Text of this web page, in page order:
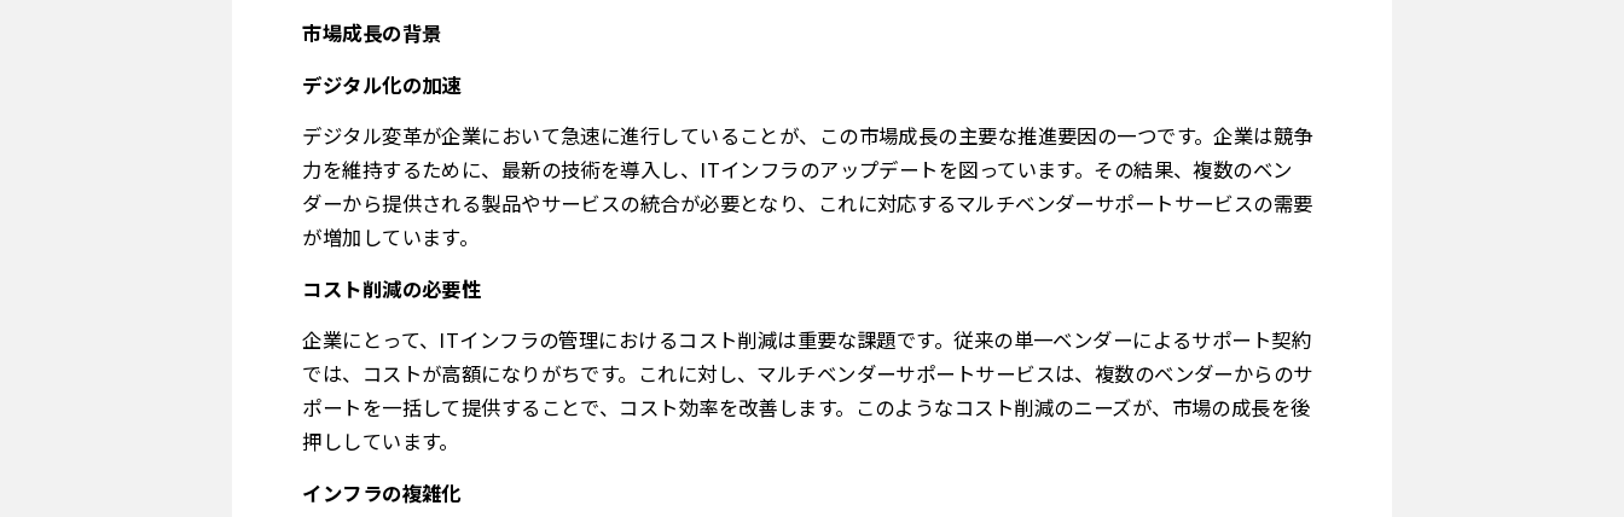
市場成長の背景
デジタル化の加速
デジタル変革が企業において急速に進行していることが、この市場成長の主要な推進要因の一つです。企業は競争
力を維持するために、最新の技術を導入し、ITインフラのアップデートを図っています。その結果、複数のベン
ダーから提供される製品やサービスの統合が必要となり、これに対応するマルチベンダーサポートサービスの需要
が増加しています。
コスト削減の必要性
企業にとって、ITインフラの管理におけるコスト削減は重要な課題です。従来の単一ベンダーによるサポート契約
では、コストが高額になりがちです。これに対し、マルチベンダーサポートサービスは、複数のベンダーからのサ
ポートを一括して提供することで、コスト効率を改善します。このようなコスト削減のニーズが、市場の成長を後
押ししています。
インフラの複雑化